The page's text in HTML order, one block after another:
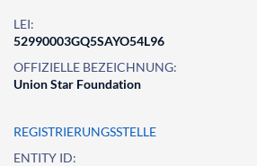
LEI:
52990003GQ5SAYO54L96
OFFIZIELLE BEZEICHNUNG:
Union Star Foundation
REGISTRIERUNGSSTELLE
ENTITY ID: